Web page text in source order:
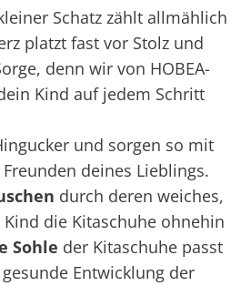
Schatz zählt allmählich
platzt fast vor Stolz und
denn wir von HOBEA-
Kind auf jedem Schritt
und sorgen so mit
deines Lieblings.
durch deren weiches,
die Kitaschuhe ohnehin
Sohle der Kitaschuhe passt
Entwicklung der